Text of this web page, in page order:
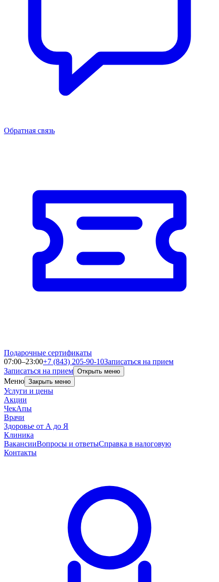
Обратная связь
Подарочные сертификаты
07:00–23:00+7 (843) 205-90-10Записаться на прием
Записаться на прием Открыть меню
Меню Закрыть меню
Услуги и цены
Акции
ЧекАпы
Врачи
Здоровье от А до Я
Клиника
ВакансииВопросы и ответыСправка в налоговую
Контакты